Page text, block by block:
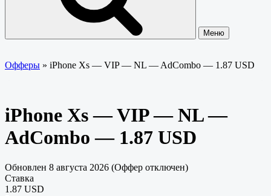
Меню
Офферы » iPhone Xs — VIP — NL — AdCombo — 1.87 USD
iPhone Xs — VIP — NL —
AdCombo — 1.87 USD
Обновлен 8 августа 2026 (Оффер отключен)
Ставка
1.87 USD